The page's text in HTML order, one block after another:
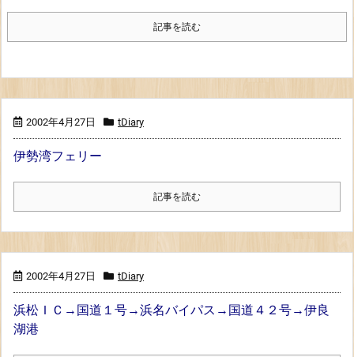
記事を読む
2002年4月27日 tDiary
伊勢湾フェリー
記事を読む
2002年4月27日 tDiary
浜松ＩＣ→国道１号→浜名バイパス→国道４２号→伊良
湖港